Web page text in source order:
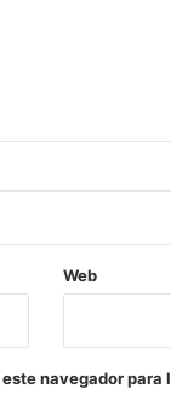
Web
navegador para